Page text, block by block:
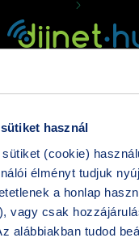
használ
sütiket (cookie)
élményt tudjuk
a honlap
vagy csak
alábbiakban tudod
1 2